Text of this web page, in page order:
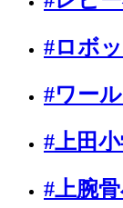
#ロボ
#ワー
#上田
#上腕